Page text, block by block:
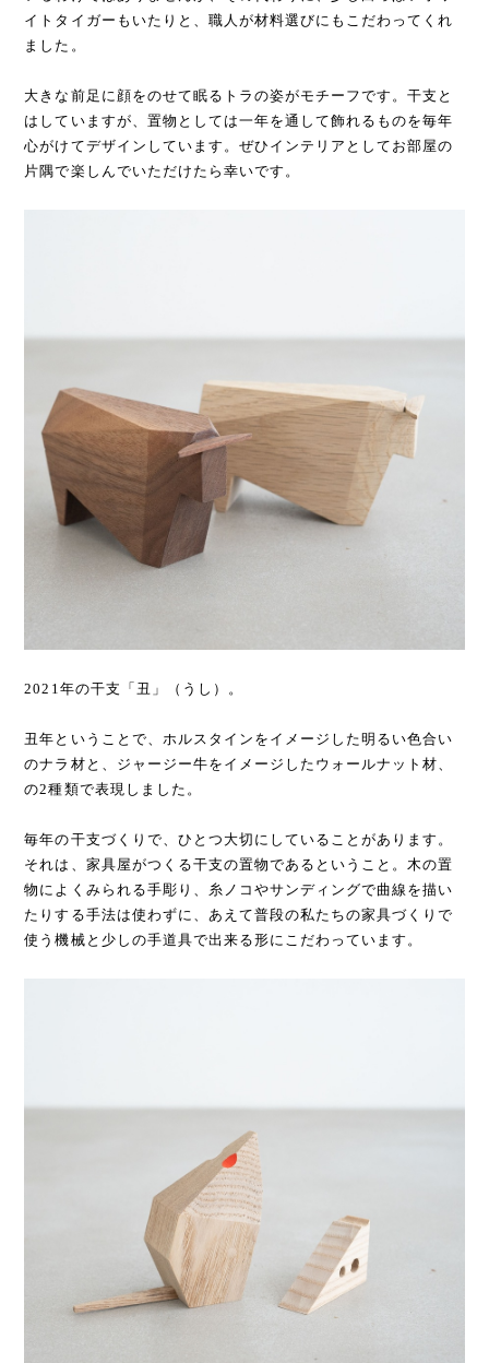
イトタイガーもいたりと、職人が材料選びにもこだわってくれ
ました。
大きな前足に顔をのせて眠るトラの姿がモチーフです。干支と
はしていますが、置物としては一年を通して飾れるものを毎年
心がけてデザインしています。ぜひインテリアとしてお部屋の
片隅で楽しんでいただけたら幸いです。
2021年の干支「丑」（うし）。
丑年ということで、ホルスタインをイメージした明るい色合い
のナラ材と、ジャージー牛をイメージしたウォールナット材、
の2種類で表現しました。
毎年の干支づくりで、ひとつ大切にしていることがあります。
それは、家具屋がつくる干支の置物であるということ。木の置
物によくみられる手彫り、糸ノコやサンディングで曲線を描い
たりする手法は使わずに、あえて普段の私たちの家具づくりで
使う機械と少しの手道具で出来る形にこだわっています。